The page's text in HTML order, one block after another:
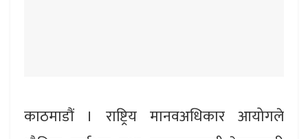
काठमाडौं । राष्ट्रिय मानवअधिकार आयोगले